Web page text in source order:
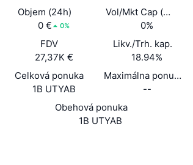
Objem (24h)
0 €
0%
Vol/Mkt Cap (24h)
0%
FDV
27,37K €
Likv./Trh. kap.
18.94%
Celková ponuka
1B UTYAB
Maximálna ponuka
--
Obehová ponuka
1B UTYAB